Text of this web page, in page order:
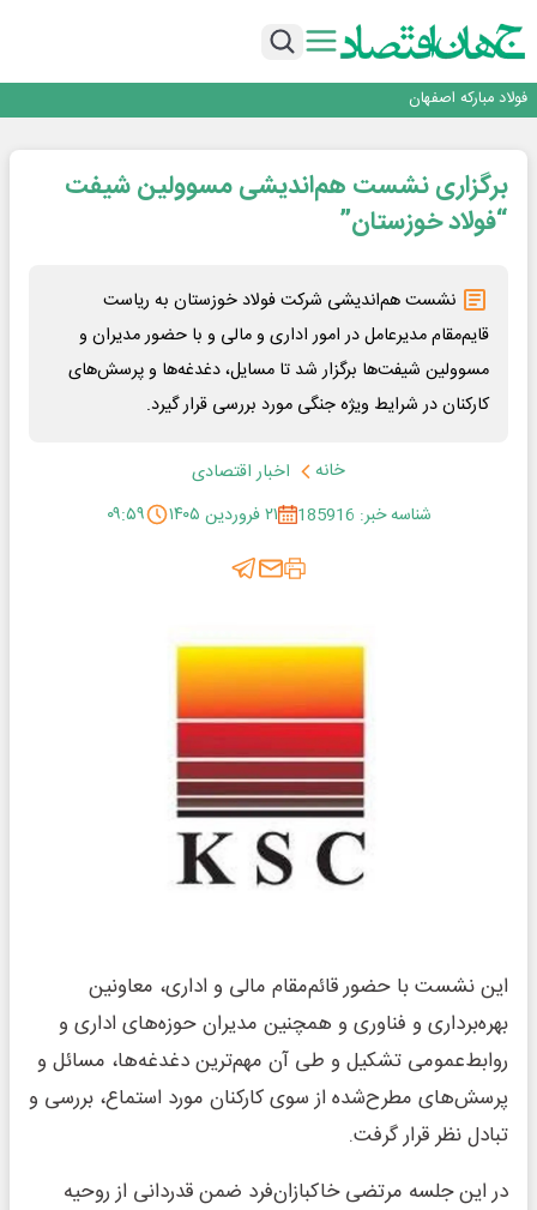
تداوم صعود مس در بازارهای جهانی؛ قیمت فلز سرخ از ۱۴هزار دلار در هر تن عبور کرد
فولاد مبارکه اصفهان
تجدیدپذیر با حضور استاندار اصفهان
گفتگو با کاوه معلمی، مدیر حسابداری مدیریت فولادسنگان
تداوم صعود مس در بازارهای جهانی؛ قیمت فلز سرخ از ۱۴هزار دلار در هر تن عبور کرد
فولاد در تله قیمت‌گذاری دستوری
برگزاری نشست هم‌اندیشی مسوولین شیفت
“فولاد خوزستان”
نشست هم‌اندیشی شرکت فولاد خوزستان به ریاست
قایم‌مقام مدیرعامل در امور اداری و مالی و با حضور مدیران و
مسوولین شیفت‌ها برگزار شد تا مسایل، دغدغه‌ها و پرسش‌های
کارکنان در شرایط ویژه جنگی مورد بررسی قرار گیرد.
خانه
اخبار اقتصادی
شناسه خبر: 185916
۲۱ فروردین ۱۴۰۵ ۰۹:۵۹
این نشست با حضور قائم‌مقام مالی و اداری، معاونین
بهره‌برداری و فناوری و همچنین مدیران حوزه‌های اداری و
روابط‌عمومی تشکیل و طی آن مهم‌ترین دغدغه‌ها، مسائل و
پرسش‌های مطرح‌شده از سوی کارکنان مورد استماع، بررسی و
تبادل نظر قرار گرفت.
در این جلسه مرتضی خاکبازان‌فرد ضمن قدردانی از روحیه